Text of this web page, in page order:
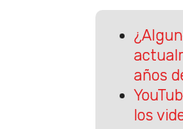
años
los